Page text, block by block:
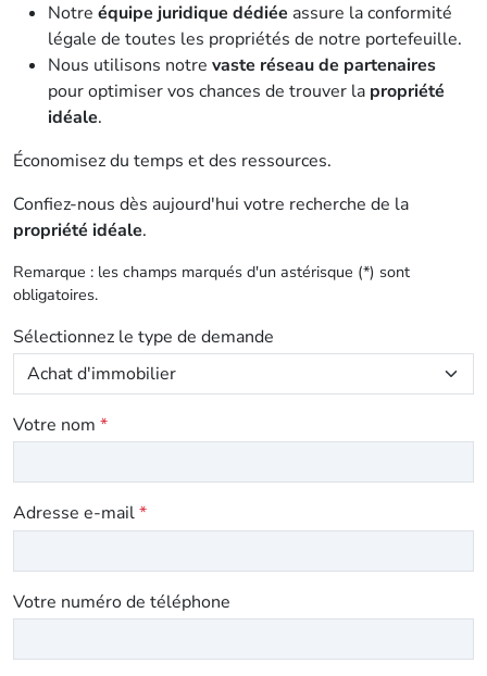
Notre équipe juridique dédiée assure la conformité
légale de toutes les propriétés de notre portefeuille.
Nous utilisons notre vaste réseau de partenaires
pour optimiser vos chances de trouver la propriété
idéale.
Économisez du temps et des ressources.
Confiez-nous dès aujourd'hui votre recherche de la
propriété idéale.
Remarque : les champs marqués d'un astérisque (*) sont
obligatoires.
Sélectionnez le type de demande
Votre nom *
Adresse e-mail*
Votre numéro de téléphone